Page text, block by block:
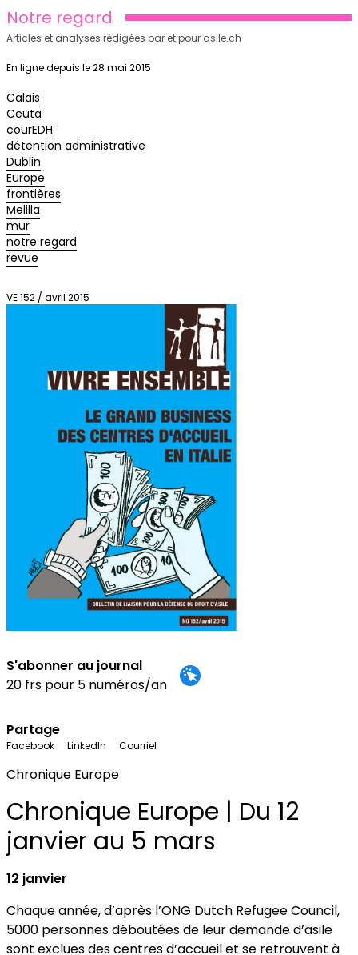
Notre regard
Articles et analyses rédigées par et pour asile.ch
En ligne depuis le 28 mai 2015
Calais
Ceuta
courEDH
détention administrative
Dublin
Europe
frontières
Melilla
mur
notre regard
revue
VE 152 / avril 2015
S'abonner au journal
20 frs pour 5 numéros/an
Partage
Facebook LinkedIn Courriel
Chronique Europe
Chronique Europe | Du 12
janvier au 5 mars
12 janvier
Chaque année, d’après l’ONG Dutch Refugee Council,
5000 personnes déboutées de leur demande d’asile
sont exclues des centres d’accueil et se retrouvent à